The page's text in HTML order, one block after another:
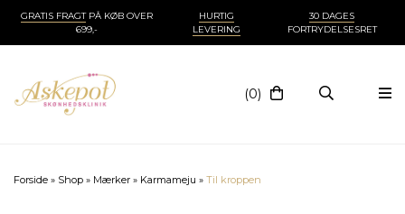
GRATIS FRAGTPÅ KØB OVER
699,-
HURTIG
LEVERING
30 DAGES
FORTRYDELSESRET
(0)
Forside » Shop » Mærker » Karmameju » Til kroppen